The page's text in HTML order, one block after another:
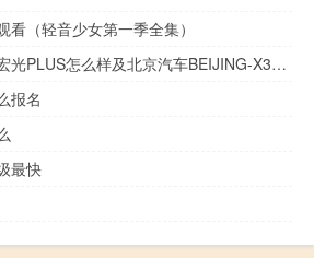
（轻音少女第一季全集）
汽车动态：评测五菱宏光PLUS怎么样及北京汽车BEIJING-X3多少钱
报名
最快